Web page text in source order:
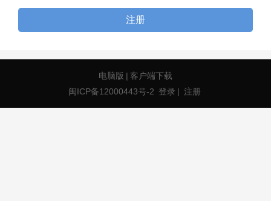
注册
电脑版 | 客户端下载
闽ICP备12000443号-2 登录 | 注册